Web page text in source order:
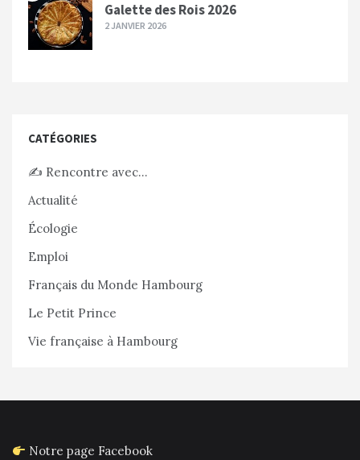
Galette des Rois 2026
2 JANVIER 2026
CATÉGORIES
✍️ Rencontre avec…
Actualité
Écologie
Emploi
Français du Monde Hambourg
Le Petit Prince
Vie française à Hambourg
Notre page Facebook